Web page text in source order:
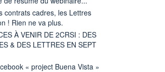
contrats cadres, les Lettres
! Rien ne va plus.
À VENIR DE 2CRSI : DES
& DES LETTRES EN SEPT
« project Buena Vista »